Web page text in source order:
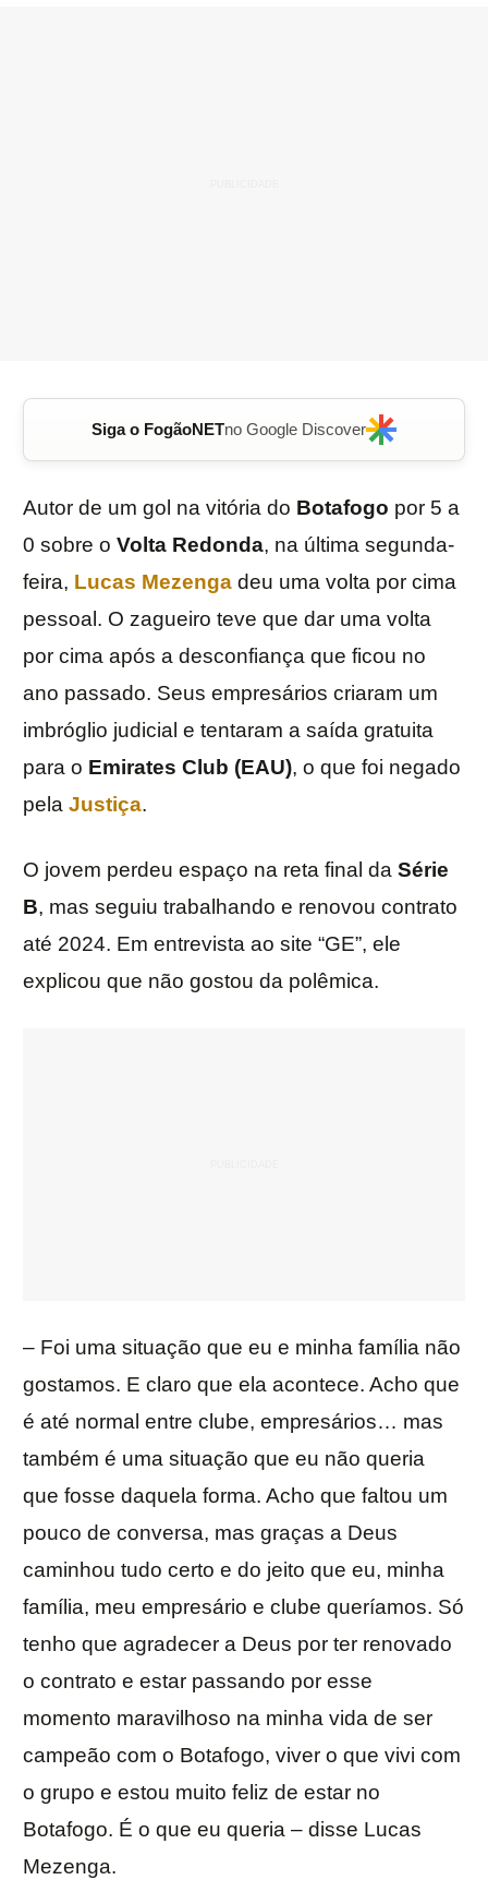
Siga o FogãoNETno Google Discover
Autor de um gol na vitória do Botafogo por 5 a
0 sobre o Volta Redonda, na última segunda-
feira, Lucas Mezenga deu uma volta por cima
pessoal. O zagueiro teve que dar uma volta
por cima após a desconfiança que ficou no
ano passado. Seus empresários criaram um
imbróglio judicial e tentaram a saída gratuita
para o Emirates Club (EAU), o que foi negado
pela Justiça.
O jovem perdeu espaço na reta final da Série
B, mas seguiu trabalhando e renovou contrato
até 2024. Em entrevista ao site “GE”, ele
explicou que não gostou da polêmica.
– Foi uma situação que eu e minha família não
gostamos. E claro que ela acontece. Acho que
é até normal entre clube, empresários… mas
também é uma situação que eu não queria
que fosse daquela forma. Acho que faltou um
pouco de conversa, mas graças a Deus
caminhou tudo certo e do jeito que eu, minha
família, meu empresário e clube queríamos. Só
tenho que agradecer a Deus por ter renovado
o contrato e estar passando por esse
momento maravilhoso na minha vida de ser
campeão com o Botafogo, viver o que vivi com
o grupo e estou muito feliz de estar no
Botafogo. É o que eu queria – disse Lucas
Mezenga.